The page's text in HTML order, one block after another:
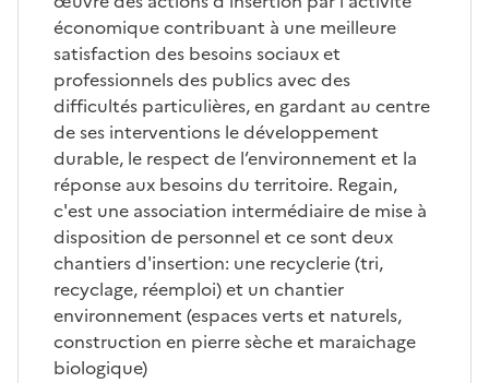
économique contribuant à une meilleure
satisfaction des besoins sociaux et
professionnels des publics avec des
difficultés particulières, en gardant au centre
de ses interventions le développement
durable, le respect de l’environnement et la
réponse aux besoins du territoire. Regain,
c'est une association intermédiaire de mise à
disposition de personnel et ce sont deux
chantiers d'insertion: une recyclerie (tri,
recyclage, réemploi) et un chantier
environnement (espaces verts et naturels,
construction en pierre sèche et maraichage
biologique)